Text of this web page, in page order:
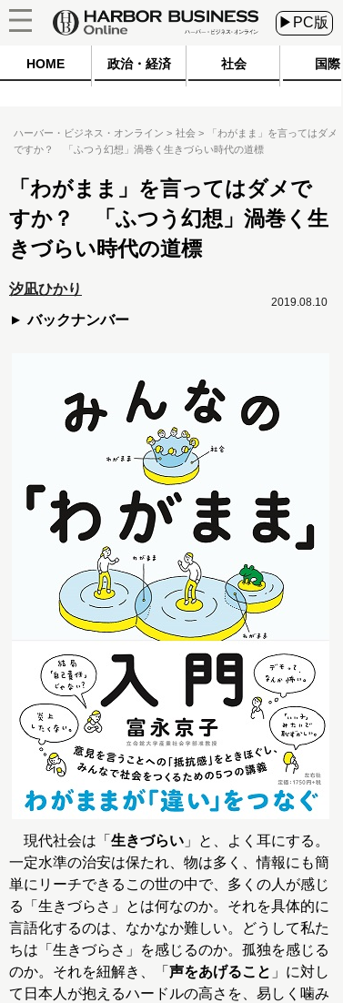
▶PC版
HOME 政治・経済 社会 国際
ハーバー・ビジネス・オンライン 社会
「わがまま」を言ってはダメ
ですか？ 「ふつう幻想」渦巻く生きづらい時代の道標
「わがまま」を言ってはダメで
すか？ 「ふつう幻想」渦巻く生
きづらい時代の道標
汐凪ひかり
バックナンバー
2019.08.10
現代社会は「 生きづらい 」と、よく耳にする。
一定水準の治安は保たれ、物は多く、情報にも簡
単にリーチできるこの世の中で、多くの人が感じ
る「生きづらさ」とは何なのか。それを具体的に
言語化するのは、なかなか難しい。どうして私た
ちは「生きづらさ」を感じるのか。孤独を感じる
のか。それを紐解き、「 声をあげること 」に対し
て日本人が抱えるハードルの高さを、易しく噛み